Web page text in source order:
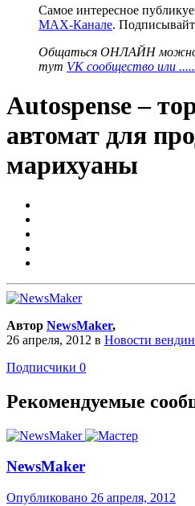
Самое интересное
MAX-Канале.
Общаться ОНЛАЙН
тут VK сообщество или .....
Autospense –
автомат для
марихуаны
Автор NewsMaker,
26 апреля, 2012 в Новости
Подписчики 0
Рекомендуемые
NewsMaker
Опубликовано 26 апреля, 2012